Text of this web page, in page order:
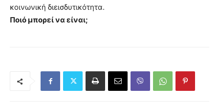
κοινωνική διεισδυτικότητα.
Ποιό μπορεί να είναι;